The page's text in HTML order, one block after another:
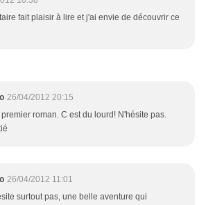
fait plaisir à lire et j'ai envie de découvrir ce
26/04/2012 20:15
roman. C est du lourd! N'hésite pas.
26/04/2012 11:01
surtout pas, une belle aventure qui